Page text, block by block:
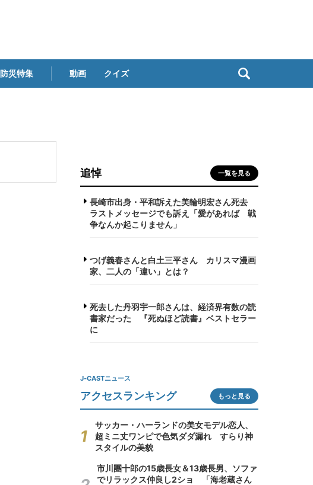
防災特集 動画 クイズ
追悼 一覧を見る
長崎市出身・平和訴えた美輪明宏さん死去
ラストメッセージでも訴え「愛があれば 戦
争なんか起こりません」
つげ義春さんと白土三平さん カリスマ漫画
家、二人の「違い」とは？
死去した丹羽宇一郎さんは、経済界有数の読
書家だった 『死ぬほど読書』ベストセラー
に
J-CASTニュース
アクセスランキング もっと見る
サッカー・ハーランドの美女モデル恋人、
超ミニ丈ワンピで色気ダダ漏れ すらり神
スタイルの美貌
市川團十郎の15歳長女＆13歳長男、ソファ
でリラックス仲良し2ショ 「海老蔵さん